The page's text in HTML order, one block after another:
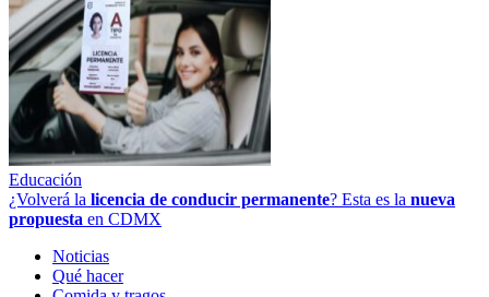
Educación
¿Volverá la licencia de conducir permanente? Esta es la nueva
propuesta en CDMX
Noticias
Qué hacer